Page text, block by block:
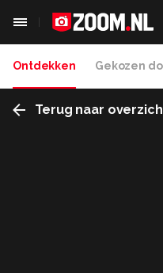
Ontdekken Gekozen
Terug naar